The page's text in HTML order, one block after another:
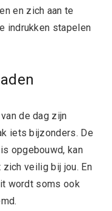
en zich aan te
indrukken stapelen
de dag zijn
iets bijzonders. De
opgebouwd, kan
veilig bij jou. En
wordt soms ook